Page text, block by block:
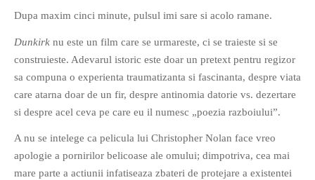
book for you. Take the
challenge of creating your
own acrostics and describing
famous movies by using the
very letters of their titles!
Dupa maxim cinci minute, pulsul imi sare si acolo ramane.
Dunkirk nu este un film care se urmareste, ci se traieste si se
construieste. Adevarul istoric este doar un pretext pentru regizor
sa compuna o experienta traumatizanta si fascinanta, despre viata
care atarna doar de un fir, despre antinomia datorie vs. dezertare
si despre acel ceva pe care eu il numesc „poezia razboiului”.
A nu se intelege ca pelicula lui Christopher Nolan face vreo
apologie a pornirilor belicoase ale omului; dimpotriva, cea mai
mare parte a actiunii infatiseaza zbateri de protejare a existentei